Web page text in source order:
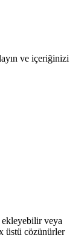
ve içeriğinizi
ekleyebilir veya
üstü çözünürler